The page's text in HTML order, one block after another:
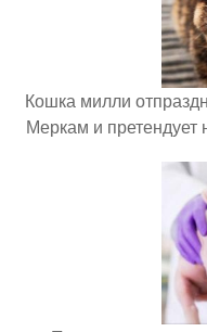
Кошка милли
Меркам и претендует